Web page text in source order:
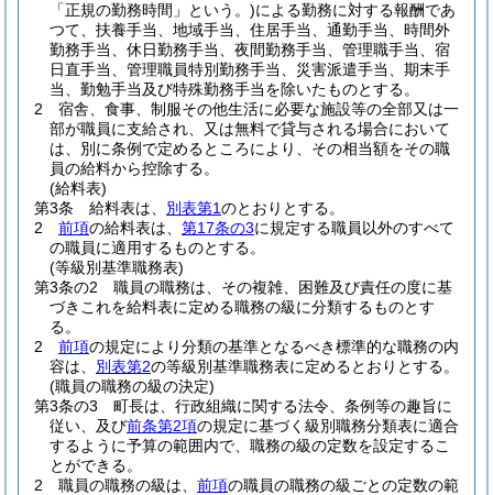
「正規の勤務時間」という。)による勤務に対する報酬であ
つて、扶養手当、地域手当、住居手当、通勤手当、時間外
勤務手当、休日勤務手当、夜間勤務手当、管理職手当、宿
日直手当、管理職員特別勤務手当、災害派遣手当、期末手
当、勤勉手当及び特殊勤務手当を除いたものとする。
2
宿舎、食事、制服その他生活に必要な施設等の全部又は一
部が職員に支給され、又は無料で貸与される場合において
は、別に条例で定めるところにより、その相当額をその職
員の給料から控除する。
(給料表)
第3条
給料表は、 別表第1のとおりとする。
2
前項の給料表は、 第17条の3に規定する職員以外のすべて
の職員に適用するものとする。
(等級別基準職務表)
第3条の2
職員の職務は、その複雑、困難及び責任の度に基
づきこれを給料表に定める職務の級に分類するものとす
る。
2
前項の規定により分類の基準となるべき標準的な職務の内
容は、 別表第2の等級別基準職務表に定めるとおりとする。
(職員の職務の級の決定)
第3条の3
町長は、行政組織に関する法令、条例等の趣旨に
従い、及び前条第2項の規定に基づく級別職務分類表に適合
するように予算の範囲内で、職務の級の定数を設定するこ
とができる。
2
職員の職務の級は、 前項の職員の職務の級ごとの定数の範